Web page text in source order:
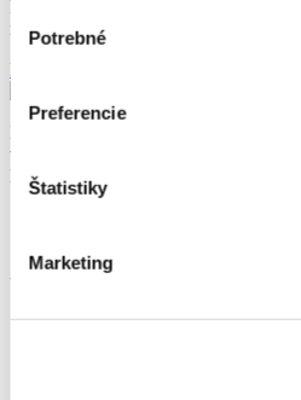
Výber
súhlasu
Potrebné
Preferencie
Štatistiky
Marketing
Predstavte nám Vaše požiadavky a
nám, alebo využite iné kontaktné
Napíšte nám
Ikonické zrkadlá a doplnky, ktoré
vďaka čomu máme neobmedzené
kvalitu na vysokej úrovni.
Užitočné odkazy: